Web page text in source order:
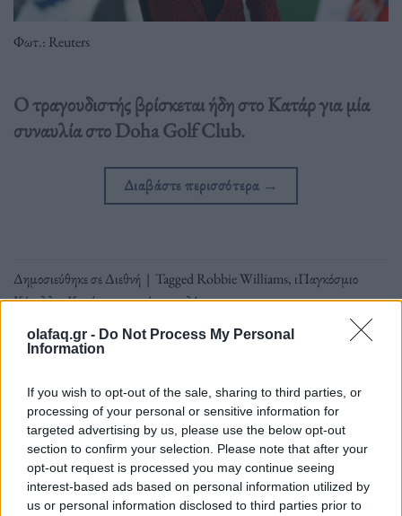
olafaq.gr - Do Not Process My Personal
Information
If you wish to opt-out of the sale, sharing to third parties, or
processing of your personal or sensitive information for
targeted advertising by us, please use the below opt-out
section to confirm your selection. Please note that after your
opt-out request is processed you may continue seeing
interest-based ads based on personal information utilized by
us or personal information disclosed to third parties prior to
Φωτ.: Reuters
Ο τραγουδιστής βρίσκεται ήδη στο Κατάρ για μία
συναυλία στο Doha Golf Club.
Διαβάστε περισσότερα →
Δημοσιεύθηκε σεΔιεθνή | TaggedRobbie Williams, ιΠαγκόσμιο
Κύπελλο,Κατάρ,μυστική συναυλία
Αθλητικά
Οι Θρύλοι του Παγκοσμίου Κυπέλλου – part 2